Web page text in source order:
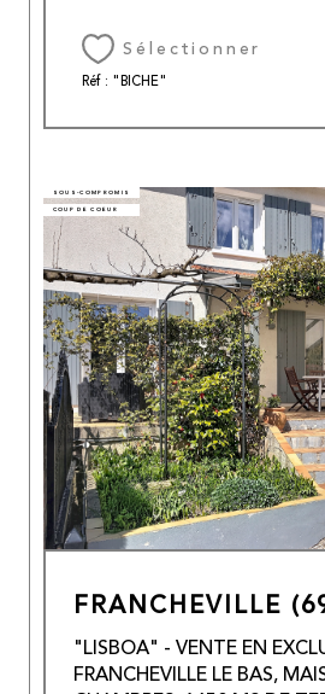
Sélectionner
Réf : "BICHE"
FRANCHEVILLE
"LISBOA" - VENTE EN
FRANCHEVILLE LE BAS,
SOUS-COMPROMIS
COUP DE COEUR